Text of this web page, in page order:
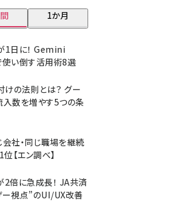
1か月
1日に！ Gemini
い倒す活用術8選
けの法則とは？ グー
入数を増やす5つの条
会社・同じ職場を継続
【エン調べ】
2倍に急成長！ JA共済
ー視点”のUI/UX改善